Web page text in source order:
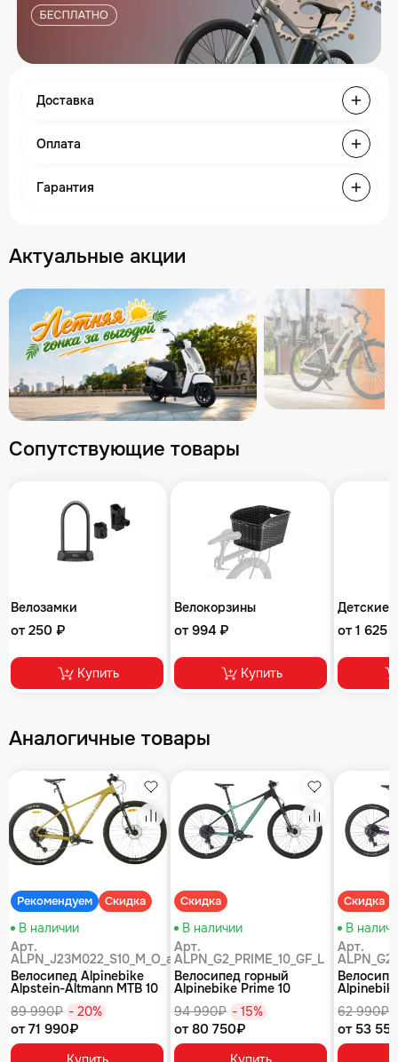
Доставка
Оплата
Гарантия
Актуальные акции
Сопутствующие товары
Велозамки
от 250 ₽
Купить
Велокорзины
от 994 ₽
Купить
Детские
от 1 625
Аналогичные товары
Рекомендуем Скидка
Избранное
Сравнение
В наличии
Арт.
ALPN_J23M022_S10_M_O_air
Велосипед Alpinebike
Alpstein-Altmann MTB 10
89 990₽ - 20%
от 71 990₽
Скидка
Избранное
Сравнение
В наличии
Арт.
ALPN_G2_PRIME_10_GF_L
Велосипед горный
Alpinebike Prime 10
94 990₽ - 15%
от 80 750₽
Скидка
В
Арт.
62 990₽
от 53